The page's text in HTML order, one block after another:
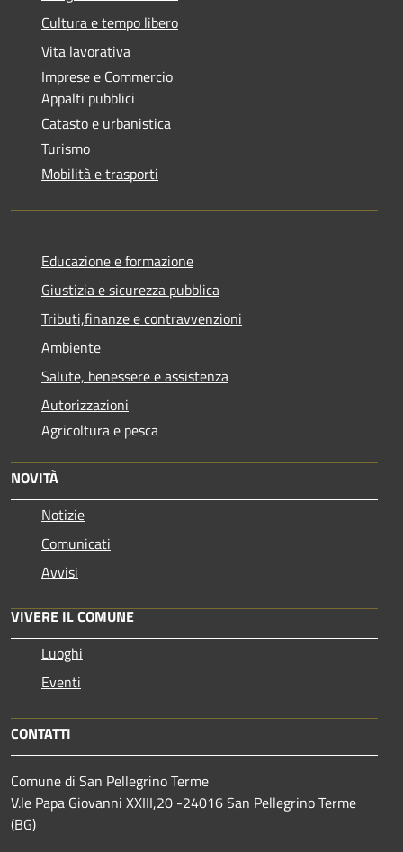
Cultura e tempo libero
Vita lavorativa
Imprese e Commercio
Appalti pubblici
Catasto e urbanistica
Turismo
Mobilità e trasporti
Educazione e formazione
Giustizia e sicurezza pubblica
Tributi,finanze e contravvenzioni
Ambiente
Salute, benessere e assistenza
Autorizzazioni
Agricoltura e pesca
NOVITÀ
Notizie
Comunicati
Avvisi
VIVERE IL COMUNE
Luoghi
Eventi
CONTATTI
Comune di San Pellegrino Terme
V.le Papa Giovanni XXIII,20 -24016 San Pellegrino Terme
(BG)